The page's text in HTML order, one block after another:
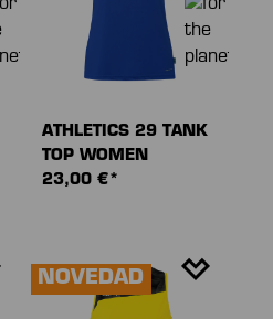
ATHLETICS 29 TANK
TOP WOMEN
23,00 €*
NOVEDAD